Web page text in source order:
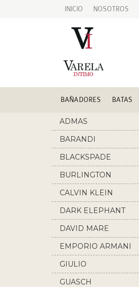
INICIO NOSOTROS
BAÑADORES BATAS
ADMAS
BARANDI
BLACKSPADE
BURLINGTON
CALVIN KLEIN
DARK ELEPHANT
DAVID MARE
EMPORIO ARMANI
GIULIO
GUASCH